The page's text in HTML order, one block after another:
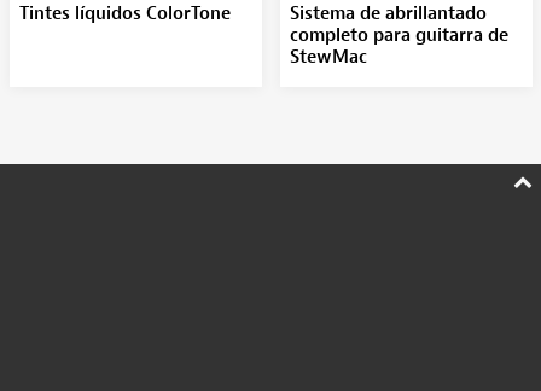
Tintes líquidos ColorTone
Sistema de abrillantado
completo para guitarra de
StewMac